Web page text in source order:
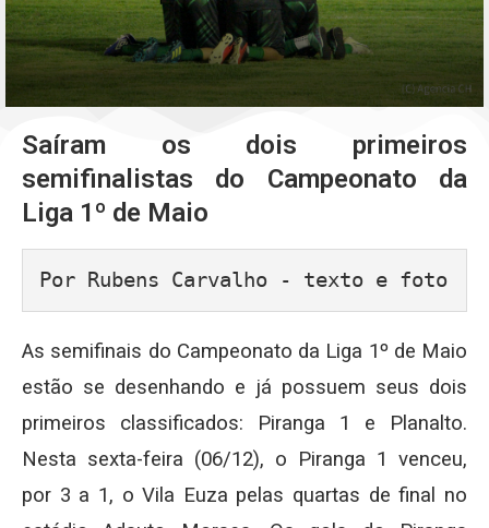
Saíram os dois primeiros
semifinalistas do Campeonato da
Liga 1º de Maio
Por Rubens Carvalho - texto e foto
As semifinais do Campeonato da Liga 1º de Maio
estão se desenhando e já possuem seus dois
primeiros classificados: Piranga 1 e Planalto.
Nesta sexta-feira (06/12), o Piranga 1 venceu,
por 3 a 1, o Vila Euza pelas quartas de final no